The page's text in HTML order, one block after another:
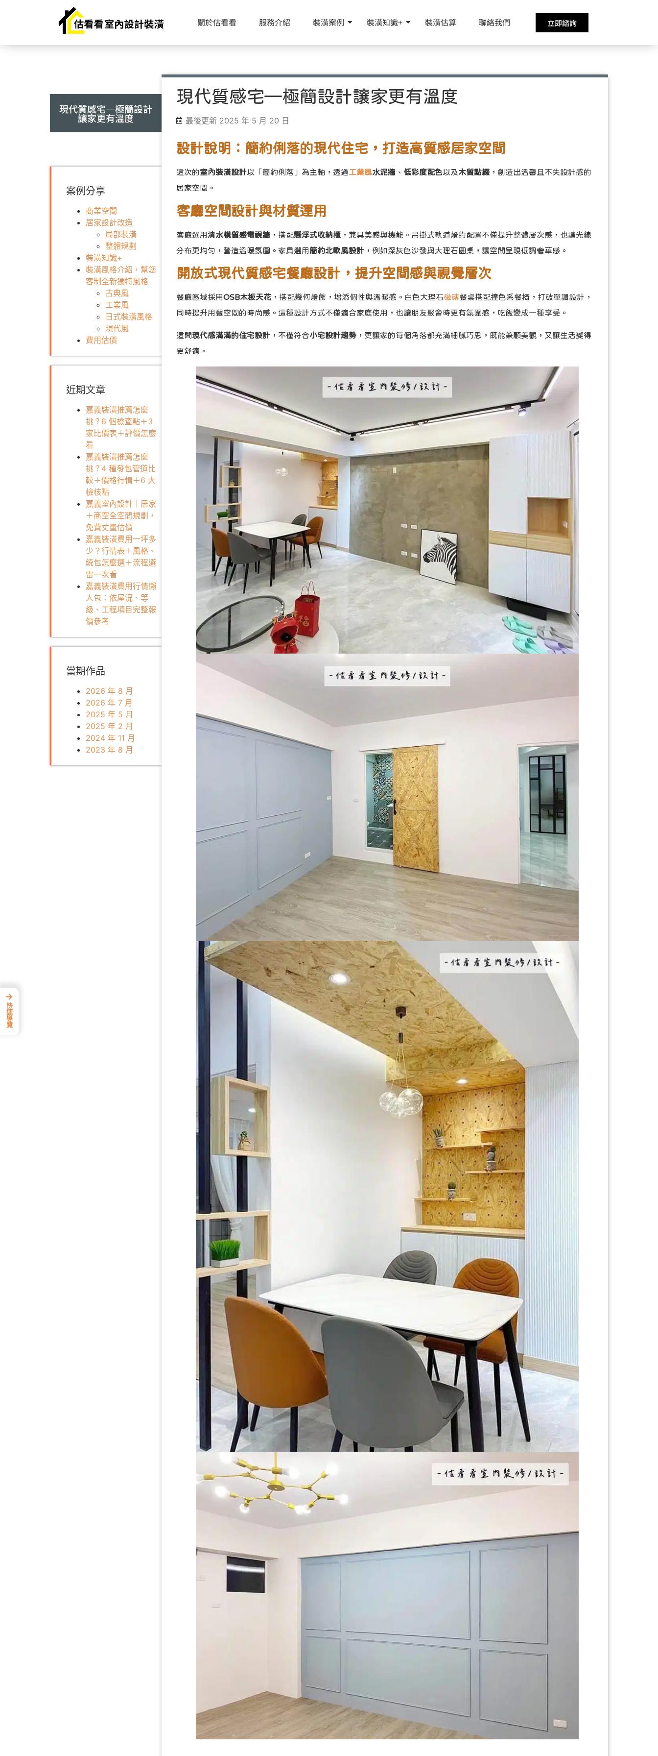
關於估看看 服務介紹 裝潢案例 裝潢知識+ 裝潢估算 聯絡我們 立即諮詢
現代質感宅—極簡設計
讓家更有溫度
案例分享
商業空間
居家設計改造
局部裝潢
整體規劃
裝潢知識+
裝潢風格介紹，幫您
客制全新獨特風格
古典風
工業風
日式裝潢風格
現代風
費用估價
近期文章
嘉義裝潢推薦怎麼
挑？6 個檢查點＋3
家比價表＋評價怎麼
看
嘉義裝潢推薦怎麼
挑？4 種發包管道比
較＋價格行情＋6 大
檢核點
嘉義室內設計｜居家
＋商空全空間規劃，
免費丈量估價
嘉義裝潢費用一坪多
少？行情表＋風格、
統包怎麼選＋流程避
雷一次看
嘉義裝潢費用行情懶
人包：依屋況、等
級、工程項目完整報
價參考
當期作品
2026 年 8 月
2026 年 7 月
2025 年 5 月
2025 年 2 月
2024 年 11 月
2023 年 8 月
現代質感宅—極簡設計讓家更有溫度
最後更新 2025 年 5 月 20 日
設計說明：簡約俐落的現代住宅，打造高質感居家空間
這次的室內裝潢設計以「簡約俐落」為主軸，透過工業風水泥牆 、 低彩度配色以及木質點綴 ，創造出溫馨且不失設計感的
居家空間。
客廳空間設計與材質運用
客廳選用清水模質感電視牆 ，搭配懸浮式收納櫃 ，兼具美感與機能。吊掛式軌道燈的配置不僅提升整體層次感，也讓光線
分布更均勻，營造溫暖氛圍。家具選用簡約北歐風設計 ，例如深灰色沙發與大理石圓桌，讓空間呈現低調奢華感。
開放式現代質感宅餐廳設計，提升空間感與視覺層次
餐廳區域採用OSB木板天花 ，搭配幾何燈飾，增添個性與溫暖感。白色大理石磁磚餐桌搭配撞色系餐椅，打破單調設計，
同時提升用餐空間的時尚感。這種設計方式不僅適合家庭使用，也讓朋友聚會時更有氛圍感，吃飯變成一種享受。
這間現代感滿滿的住宅設計 ，不僅符合小宅設計趨勢 ，更讓家的每個角落都充滿細膩巧思，既能兼顧美觀，又讓生活變得
更舒適。
→
快速導覽